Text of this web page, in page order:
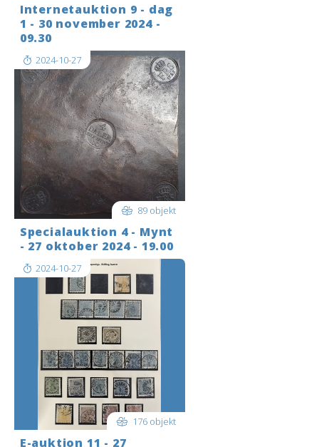
Internetauktion 9 - dag
1 - 30 november 2024 -
09.30
2024-10-27
89 objekt
Specialauktion 4 - Mynt
- 27 oktober 2024 - 19.00
2024-10-27
176 objekt
E-auktion 11 - 27